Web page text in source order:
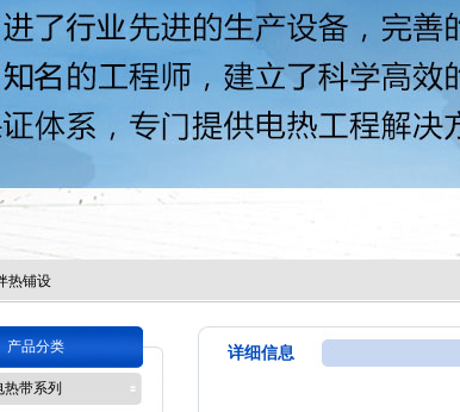
热铺设
详细信息
产品分类
热带系列